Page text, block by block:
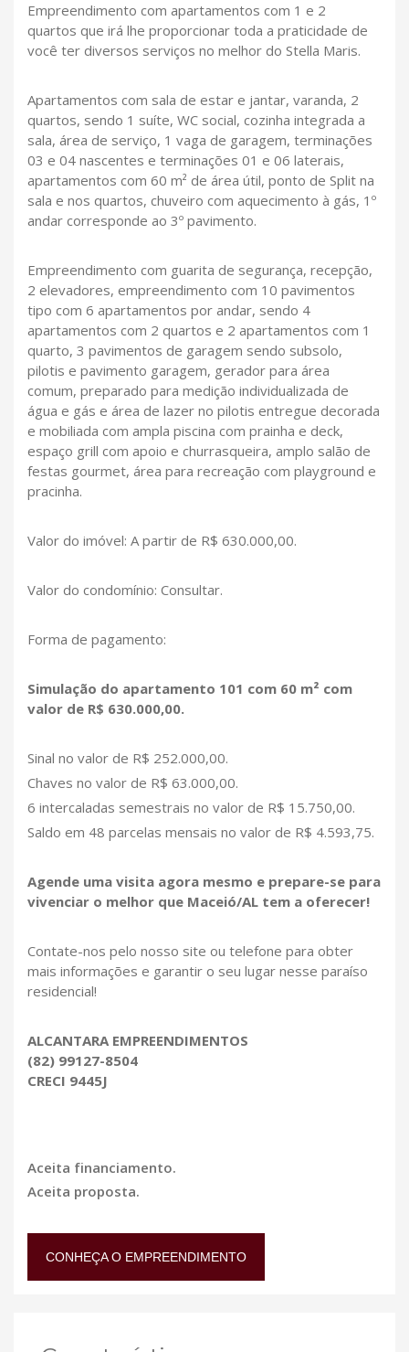
Empreendimento com apartamentos com 1 e 2
quartos que irá lhe proporcionar toda a praticidade de
você ter diversos serviços no melhor do Stella Maris.
Apartamentos com sala de estar e jantar, varanda, 2
quartos, sendo 1 suíte, WC social, cozinha integrada a
sala, área de serviço, 1 vaga de garagem, terminações
03 e 04 nascentes e terminações 01 e 06 laterais,
apartamentos com 60 m² de área útil, ponto de Split na
sala e nos quartos, chuveiro com aquecimento à gás, 1º
andar corresponde ao 3º pavimento.
Empreendimento com guarita de segurança, recepção,
2 elevadores, empreendimento com 10 pavimentos
tipo com 6 apartamentos por andar, sendo 4
apartamentos com 2 quartos e 2 apartamentos com 1
quarto, 3 pavimentos de garagem sendo subsolo,
pilotis e pavimento garagem, gerador para área
comum, preparado para medição individualizada de
água e gás e área de lazer no pilotis entregue decorada
e mobiliada com ampla piscina com prainha e deck,
espaço grill com apoio e churrasqueira, amplo salão de
festas gourmet, área para recreação com playground e
pracinha.
Valor do imóvel: A partir de R$ 630.000,00.
Valor do condomínio: Consultar.
Forma de pagamento:
Simulação do apartamento 101 com 60 m² com
valor de R$ 630.000,00.
Sinal no valor de R$ 252.000,00.
Chaves no valor de R$ 63.000,00.
6 intercaladas semestrais no valor de R$ 15.750,00.
Saldo em 48 parcelas mensais no valor de R$ 4.593,75.
Agende uma visita agora mesmo e prepare-se para
vivenciar o melhor que Maceió/AL tem a oferecer!
Contate-nos pelo nosso site ou telefone para obter
mais informações e garantir o seu lugar nesse paraíso
residencial!
ALCANTARA EMPREENDIMENTOS
(82) 99127-8504
CRECI 9445J
Aceita financiamento.
Aceita proposta.
CONHEÇA O EMPREENDIMENTO